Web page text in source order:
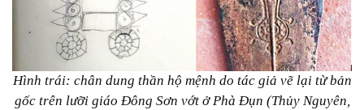
Hình trái: chân dung thần hộ mệnh do tác giả vẽ lại từ bản
gốc trên lưỡi giáo Đông Sơn vớt ở Phà Đụn (Thủy Nguyên,